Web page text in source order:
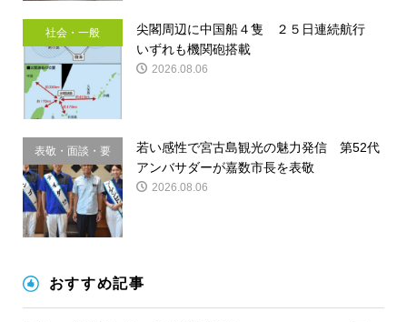
社会・一般
尖閣周辺に中国船４隻 ２５日連続航行
いずれも機関砲搭載
2026.08.06
表敬・面談・要
請
若い感性で宮古島観光の魅力発信 第52代
アンバサダーが嘉数市長を表敬
2026.08.06
おすすめ記事